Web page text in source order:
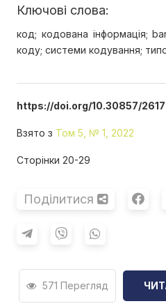
Ключові слова:
код; кодована інформація;
коду; системи кодування;
https://doi.org/10.30857/
Взято з Том 5, № 1, 2022
Сторінки 20-29
Поділитися
571 Перегляд